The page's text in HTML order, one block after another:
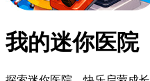
我的迷你医院